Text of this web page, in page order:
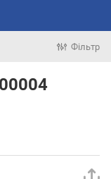
Фільтр